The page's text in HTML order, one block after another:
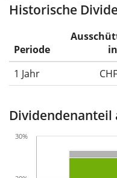
Historische
Periode
1 Jahr
Dividendenanteil
30%